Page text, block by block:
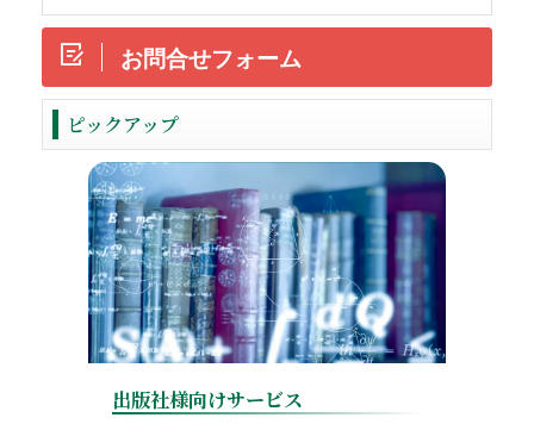
お問合せフォーム
ピックアップ
ReadMore
出版社様向けサービス